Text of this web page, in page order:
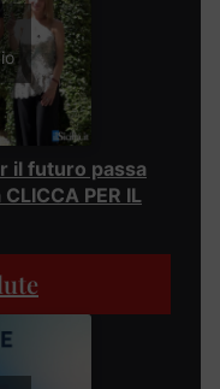
il futuro passa
PER IL